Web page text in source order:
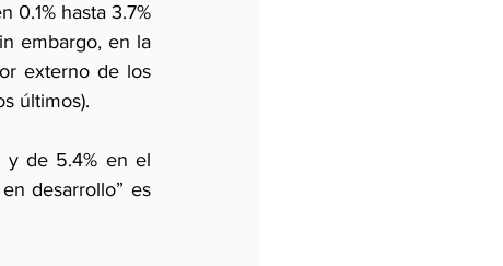
0.1% hasta 3.7%
embargo, en la
externo de los
últimos).
y de 5.4% en el
desarrollo” es